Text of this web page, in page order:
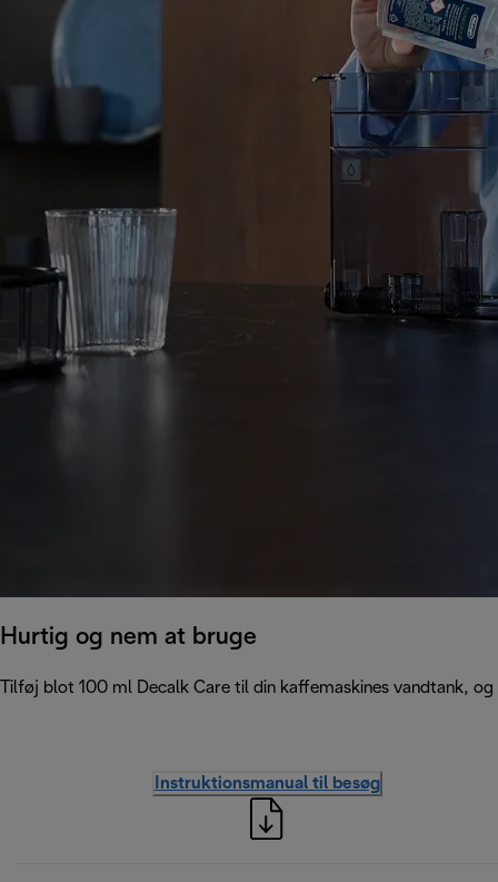
Hurtig og nem at bruge
Tilføj blot 100 ml Decalk Care til din kaffemaskines vandtank,
Instruktionsmanual til besøg